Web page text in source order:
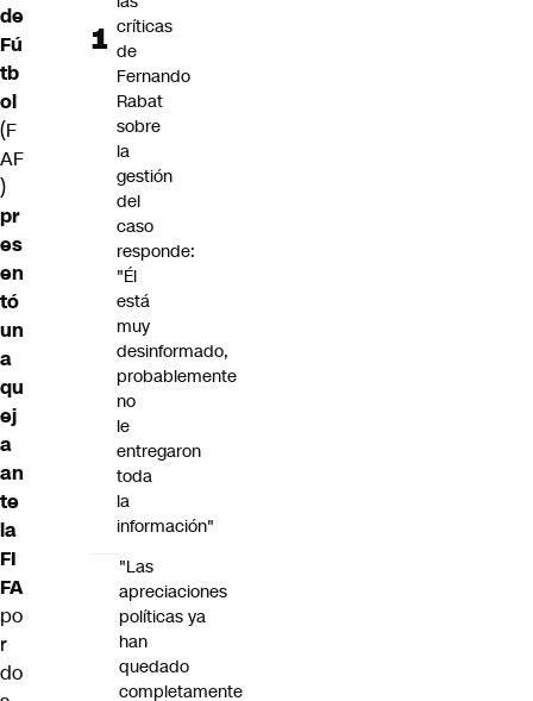
de
Fú
tb
ol
(F
AF
)
pr
es
en
tó
un
a
qu
ej
a
an
te
la
FI
FA
po
r
do
críticas
de
Fernando
Rabat
sobre
la
gestión
del
caso
responde:
"Él
está
muy
desinformado,
probablemente
no
le
entregaron
toda
la
información"
"Las
apreciaciones
políticas ya
han
quedado
completamente